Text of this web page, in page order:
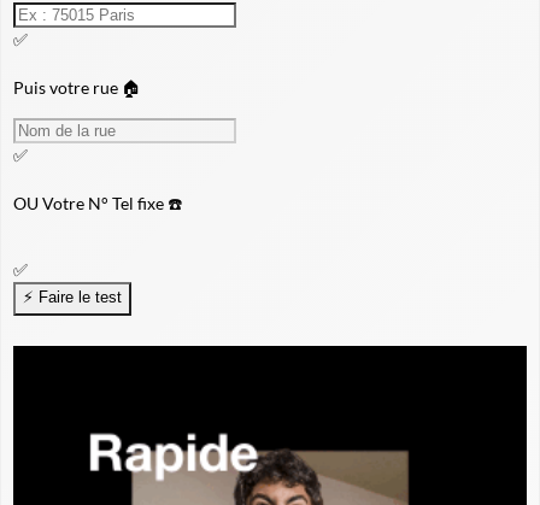
✅
Puis votre rue 🏠
✅
OUVotre N° Tel fixe ☎️
✅